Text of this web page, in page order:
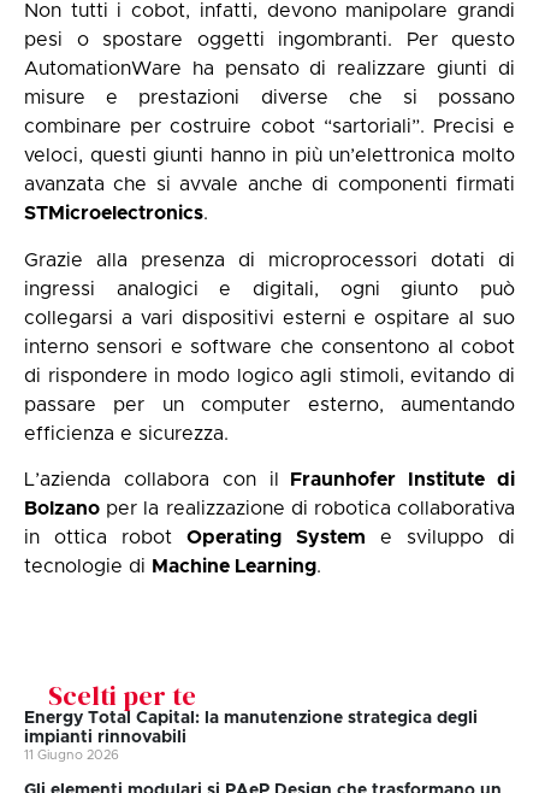
Non tutti i cobot, infatti, devono manipolare grandi
pesi o spostare oggetti ingombranti. Per questo
AutomationWare ha pensato di realizzare giunti di
misure e prestazioni diverse che si possano
combinare per costruire cobot “sartoriali”. Precisi e
veloci, questi giunti hanno in più un’elettronica molto
avanzata che si avvale anche di componenti firmati
STMicroelectronics.
Grazie alla presenza di microprocessori dotati di
ingressi analogici e digitali, ogni giunto può
collegarsi a vari dispositivi esterni e ospitare al suo
interno sensori e software che consentono al cobot
di rispondere in modo logico agli stimoli, evitando di
passare per un computer esterno, aumentando
efficienza e sicurezza.
L’azienda collabora con il
Fraunhofer Institute di
Bolzano per la realizzazione di robotica collaborativa
in ottica robotOperating System e sviluppo di
tecnologie di Machine Learning.
Scelti per te
Energy Total Capital: la manutenzione strategica degli
impianti rinnovabili
11 Giugno 2026